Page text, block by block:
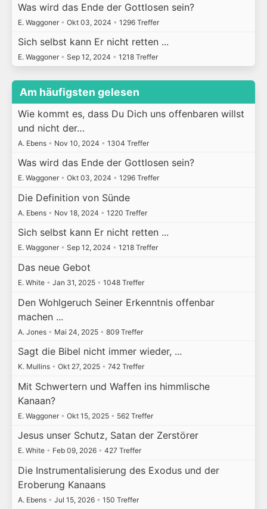
Was wird das Ende der Gottlosen sein?
E. Waggoner • Okt 03, 2024 • 1296 Treffer
Sich selbst kann Er nicht retten ...
E. Waggoner • Sep 12, 2024 • 1218 Treffer
Am häufigsten gelesen
Wie kommt es, dass Du Dich uns offenbaren willst
und nicht der…
A. Ebens • Nov 10, 2024 • 1304 Treffer
Was wird das Ende der Gottlosen sein?
E. Waggoner • Okt 03, 2024 • 1296 Treffer
Die Definition von Sünde
A. Ebens • Nov 18, 2024 • 1220 Treffer
Sich selbst kann Er nicht retten ...
E. Waggoner • Sep 12, 2024 • 1218 Treffer
Das neue Gebot
E. White • Jan 31, 2025 • 1048 Treffer
Den Wohlgeruch Seiner Erkenntnis offenbar
machen ...
A. Jones • Mai 24, 2025 • 809 Treffer
Sagt die Bibel nicht immer wieder, ...
K. Mullins • Okt 27, 2025 • 742 Treffer
Mit Schwertern und Waffen ins himmlische
Kanaan?
E. Waggoner • Okt 15, 2025 • 562 Treffer
Jesus unser Schutz, Satan der Zerstörer
E. White • Feb 09, 2026 • 427 Treffer
Die Instrumentalisierung des Exodus und der
Eroberung Kanaans
A. Ebens • Jul 15, 2026 • 150 Treffer